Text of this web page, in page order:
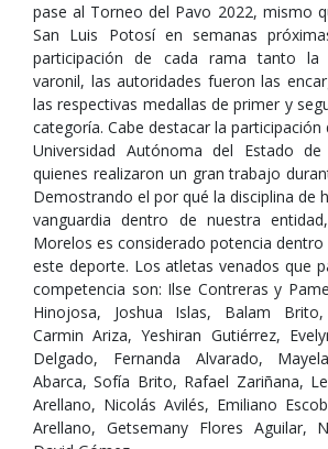
pase al Torneo del Pavo 2022, mismo
San Luis Potosí en semanas
participación de cada rama tanto
varonil, las autoridades fueron las
las respectivas medallas de primer y
categoría. Cabe destacar la
Universidad Autónoma del Estado de
quienes realizaron un gran trabajo
Demostrando el por qué la disciplina de
vanguardia dentro de nuestra
Morelos es considerado potencia
este deporte. Los atletas venados que
competencia son: Ilse Contreras y
Hinojosa, Joshua Islas, Balam
Carmin Ariza, Yeshiran Gutiérrez,
Delgado, Fernanda Alvarado,
Abarca, Sofía Brito, Rafael Zariñana,
Arellano, Nicolás Avilés, Emiliano
Arellano, Getsemany Flores Aguilar,